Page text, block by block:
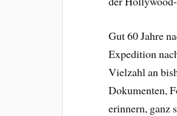
Gut 60 Jahre
Expedition
Vielzahl an
Dokumenten,
erinnern, ganz